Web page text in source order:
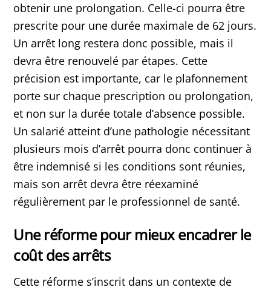
obtenir une prolongation. Celle-ci pourra être
prescrite pour une durée maximale de 62 jours.
Un arrêt long restera donc possible, mais il
devra être renouvelé par étapes. Cette
précision est importante, car le plafonnement
porte sur chaque prescription ou prolongation,
et non sur la durée totale d’absence possible.
Un salarié atteint d’une pathologie nécessitant
plusieurs mois d’arrêt pourra donc continuer à
être indemnisé si les conditions sont réunies,
mais son arrêt devra être réexaminé
régulièrement par le professionnel de santé.
Une réforme pour mieux encadrer le
coût des arrêts
Cette réforme s’inscrit dans un contexte de